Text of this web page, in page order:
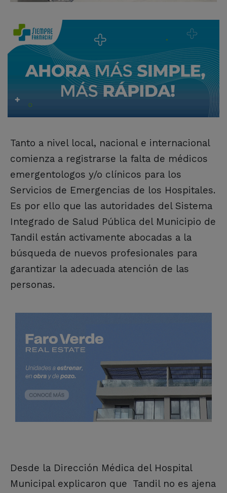
Tanto a nivel local, nacional e internacional
comienza a registrarse la falta de médicos
emergentologos y/o clínicos para los
Servicios de Emergencias de los Hospitales.
Es por ello que las autoridades del Sistema
Integrado de Salud Pública del Municipio de
Tandil están activamente abocadas a la
búsqueda de nuevos profesionales para
garantizar la adecuada atención de las
personas.
Desde la Dirección Médica del Hospital
Municipal explicaron que Tandil no es ajena